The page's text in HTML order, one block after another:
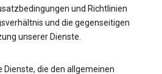
und Richtlinien
und die gegenseitigen
unserer Dienste.
Dienste, die den allgemeinen